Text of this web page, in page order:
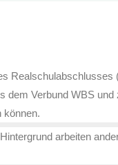
Verbund WBS
können.